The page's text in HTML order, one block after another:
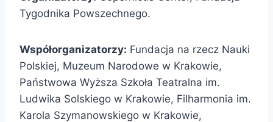
Tygodnika Powszechnego.
Współorganizatorzy: Fundacja na rzecz Nauki
Polskiej, Muzeum Narodowe w Krakowie,
Państwowa Wyższa Szkoła Teatralna im.
Ludwika Solskiego w Krakowie, Filharmonia im.
Karola Szymanowskiego w Krakowie,